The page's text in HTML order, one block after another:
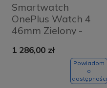
Smartwatch
OnePlus Watch 4
46mm Zielony -
1 286,00 zł
Powiadom
o
dostępności